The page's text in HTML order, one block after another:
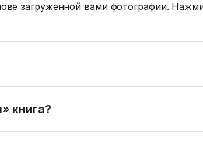
загруженной вами фотографии.
книга?